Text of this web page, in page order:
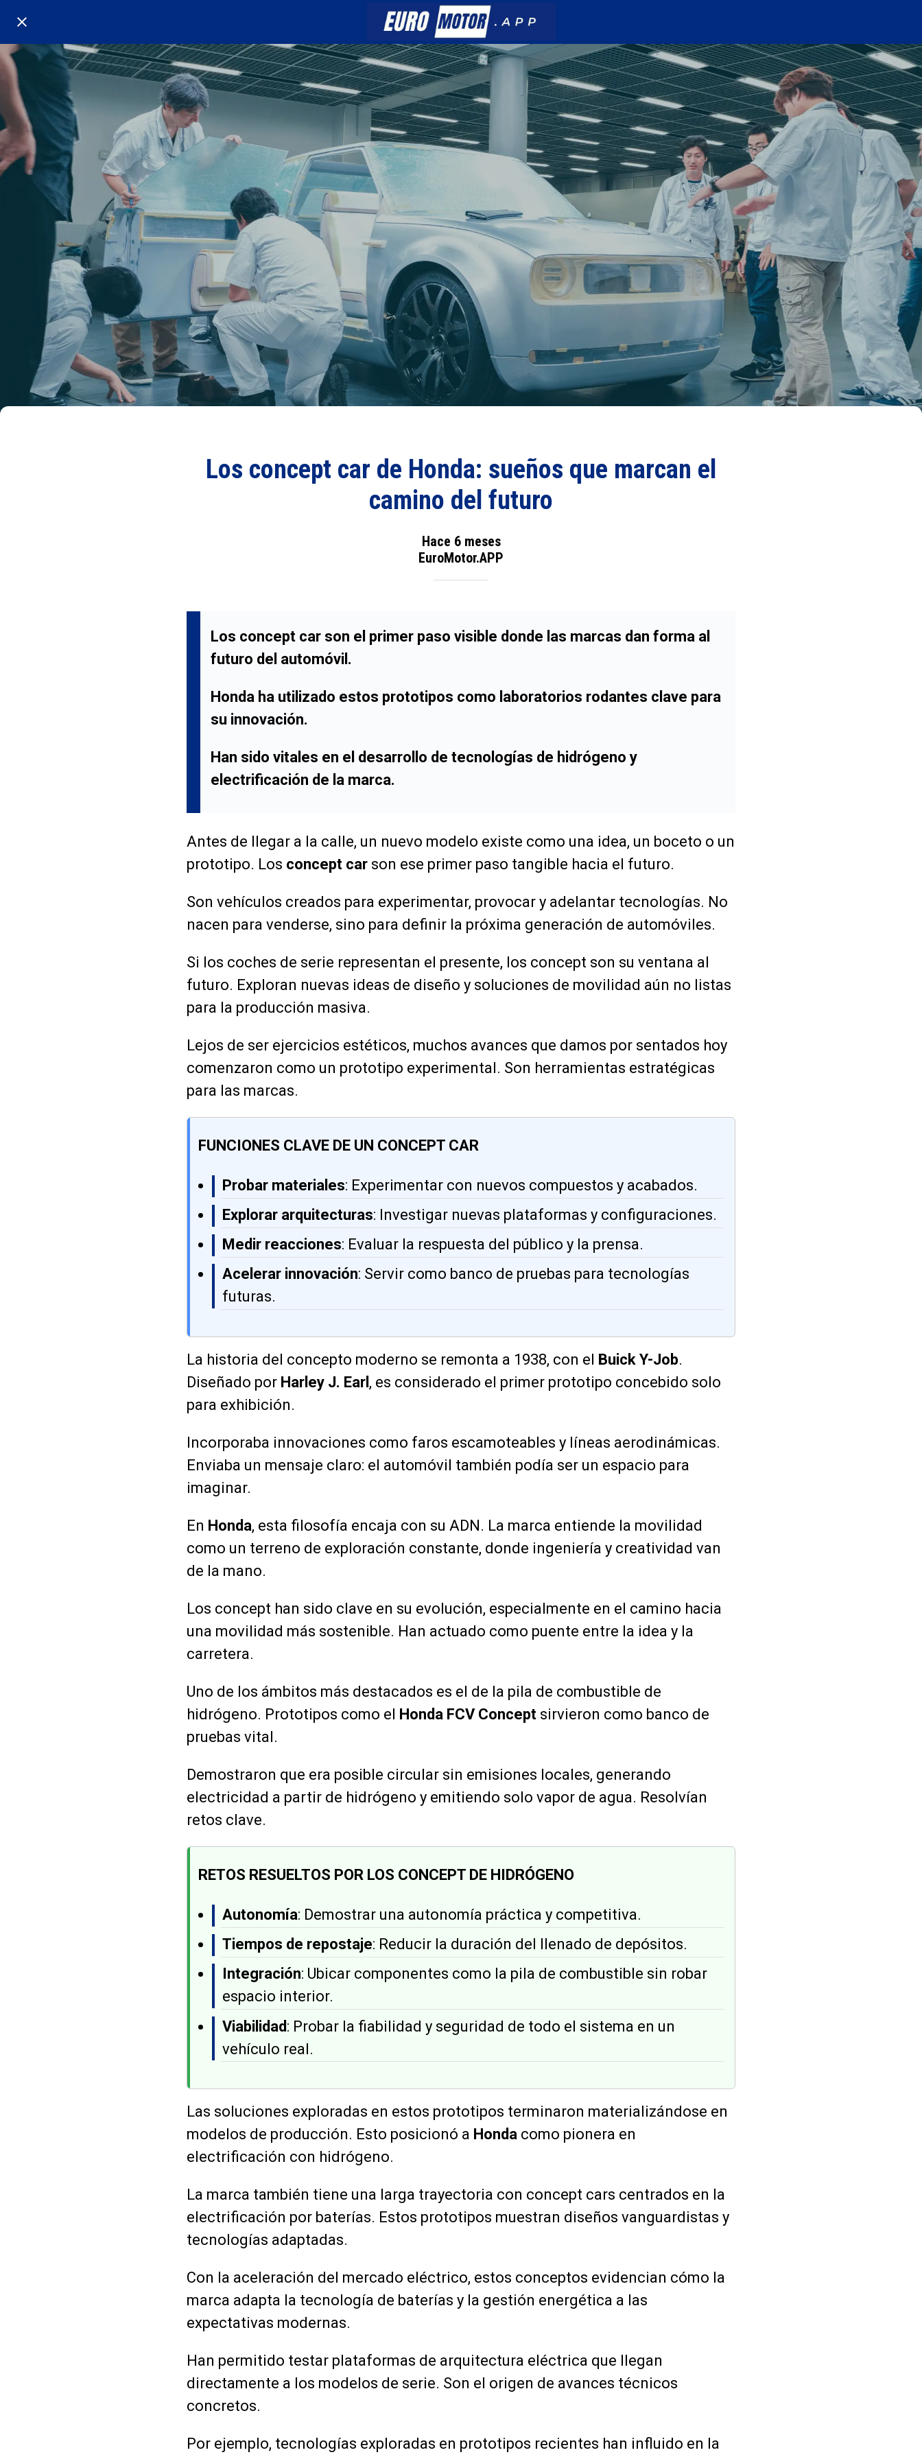
Los concept car de Honda: sueños que marcan el
camino del futuro
Hace 6 meses
EuroMotor.APP
Los concept car son el primer paso visible donde las marcas dan forma al
futuro del automóvil.
Honda ha utilizado estos prototipos como laboratorios rodantes clave para
su innovación.
Han sido vitales en el desarrollo de tecnologías de hidrógeno y
electrificación de la marca.
Antes de llegar a la calle, un nuevo modelo existe como una idea, un boceto o un
prototipo. Los concept car son ese primer paso tangible hacia el futuro.
Son vehículos creados para experimentar, provocar y adelantar tecnologías. No
nacen para venderse, sino para definir la próxima generación de automóviles.
Si los coches de serie representan el presente, los concept son su ventana al
futuro. Exploran nuevas ideas de diseño y soluciones de movilidad aún no listas
para la producción masiva.
Lejos de ser ejercicios estéticos, muchos avances que damos por sentados hoy
comenzaron como un prototipo experimental. Son herramientas estratégicas
para las marcas.
FUNCIONES CLAVE DE UN CONCEPT CAR
Probar materiales: Experimentar con nuevos compuestos y acabados.
Explorar arquitecturas: Investigar nuevas plataformas y configuraciones.
Medir reacciones: Evaluar la respuesta del público y la prensa.
Acelerar innovación: Servir como banco de pruebas para tecnologías
futuras.
La historia del concepto moderno se remonta a 1938, con el Buick Y-Job.
Diseñado por Harley J. Earl , es considerado el primer prototipo concebido solo
para exhibición.
Incorporaba innovaciones como faros escamoteables y líneas aerodinámicas.
Enviaba un mensaje claro: el automóvil también podía ser un espacio para
imaginar.
En Honda, esta filosofía encaja con su ADN. La marca entiende la movilidad
como un terreno de exploración constante, donde ingeniería y creatividad van
de la mano.
Los concept han sido clave en su evolución, especialmente en el camino hacia
una movilidad más sostenible. Han actuado como puente entre la idea y la
carretera.
Uno de los ámbitos más destacados es el de la pila de combustible de
hidrógeno. Prototipos como el Honda FCV Concept sirvieron como banco de
pruebas vital.
Demostraron que era posible circular sin emisiones locales, generando
electricidad a partir de hidrógeno y emitiendo solo vapor de agua. Resolvían
retos clave.
RETOS RESUELTOS POR LOS CONCEPT DE HIDRÓGENO
Autonomía: Demostrar una autonomía práctica y competitiva.
Tiempos de repostaje: Reducir la duración del llenado de depósitos.
Integración: Ubicar componentes como la pila de combustible sin robar
espacio interior.
Viabilidad : Probar la fiabilidad y seguridad de todo el sistema en un
vehículo real.
Las soluciones exploradas en estos prototipos terminaron materializándose en
modelos de producción. Esto posicionó a Honda como pionera en
electrificación con hidrógeno.
La marca también tiene una larga trayectoria con concept cars centrados en la
electrificación por baterías. Estos prototipos muestran diseños vanguardistas y
tecnologías adaptadas.
Con la aceleración del mercado eléctrico, estos conceptos evidencian cómo la
marca adapta la tecnología de baterías y la gestión energética a las
expectativas modernas.
Han permitido testar plataformas de arquitectura eléctrica que llegan
directamente a los modelos de serie. Son el origen de avances técnicos
concretos.
Por ejemplo, tecnologías exploradas en prototipos recientes han influido en la